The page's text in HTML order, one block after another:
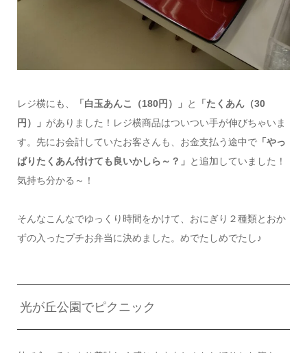
レジ横にも、 「白玉あんこ（180円）」 と
「たくあん（30
円）」 がありました！レジ横商品はついつい手が伸びちゃいま
す。先にお会計していたお客さんも、お金支払う途中で「やっ
ぱりたくあん付けても良いかしら～？」 と追加していました！
気持ち分かる～！
そんなこんなでゆっくり時間をかけて、おにぎり２種類とおか
ずの入ったプチお弁当に決めました。めでたしめでたし♪
光が丘公園でピクニック